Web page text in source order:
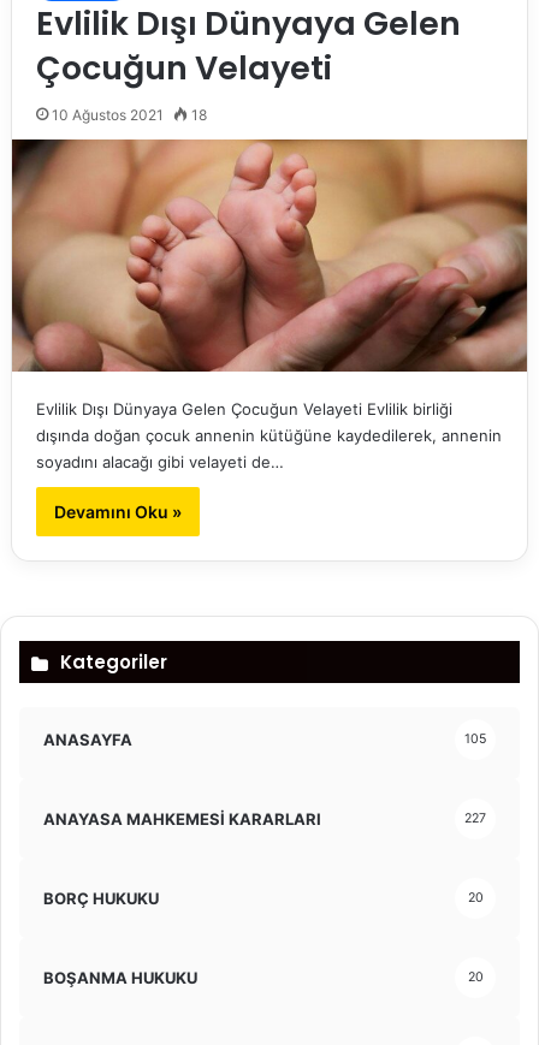
Evlilik Dışı Dünyaya Gelen
Çocuğun Velayeti
10 Ağustos 2021 18
Evlilik Dışı Dünyaya Gelen Çocuğun Velayeti Evlilik birliği
dışında doğan çocuk annenin kütüğüne kaydedilerek, annenin
soyadını alacağı gibi velayeti de…
Devamını Oku »
Kategoriler
ANASAYFA 105
ANAYASA MAHKEMESİ KARARLARI 227
BORÇ HUKUKU 20
BOŞANMA HUKUKU 20